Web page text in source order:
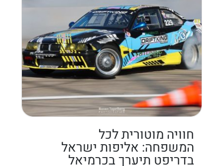
חוויה מוטורית לכל
המשפחה: אליפות ישראל
בדריפט תיערך בכרמיאל